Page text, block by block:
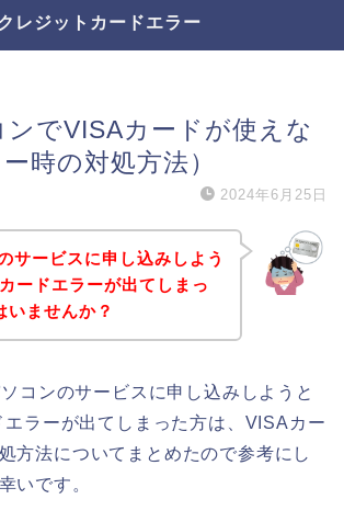
レジットカードエラー
でVISAカードが使えな
時の対処方法）
2024年6月25日
サービスに申し込みしよう
ードエラーが出てしまっ
いませんか？
コンのサービスに申し込みしようと
エラーが出てしまった方は、VISAカー
方法についてまとめたので参考にし
いです。